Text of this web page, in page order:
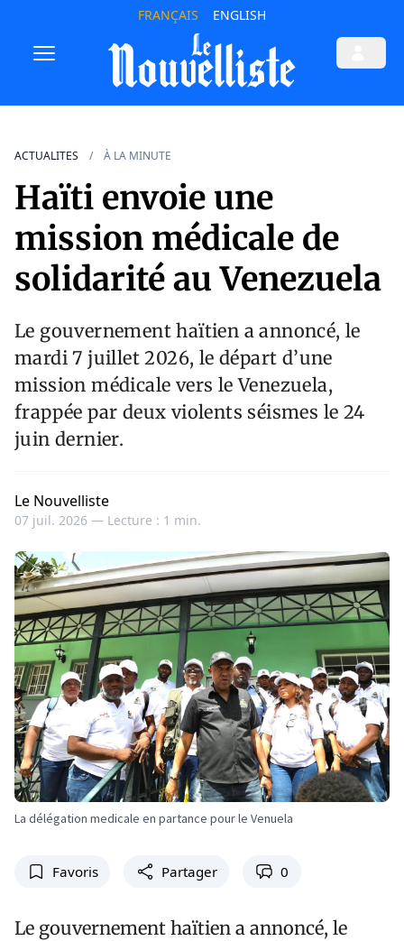
FRANÇAIS ENGLISH
ACTUALITES À LA MINUTE
Haïti envoie une
mission médicale de
solidarité au Venezuela
Le gouvernement haïtien a annoncé, le
mardi 7 juillet 2026, le départ d’une
mission médicale vers le Venezuela,
frappée par deux violents séismes le 24
juin dernier.
Le Nouvelliste
07 juil. 2026 — Lecture : 1 min.
La délégation medicale en partance pour le Venuela
Favoris Partager 0
Le gouvernement haïtien a annoncé, le